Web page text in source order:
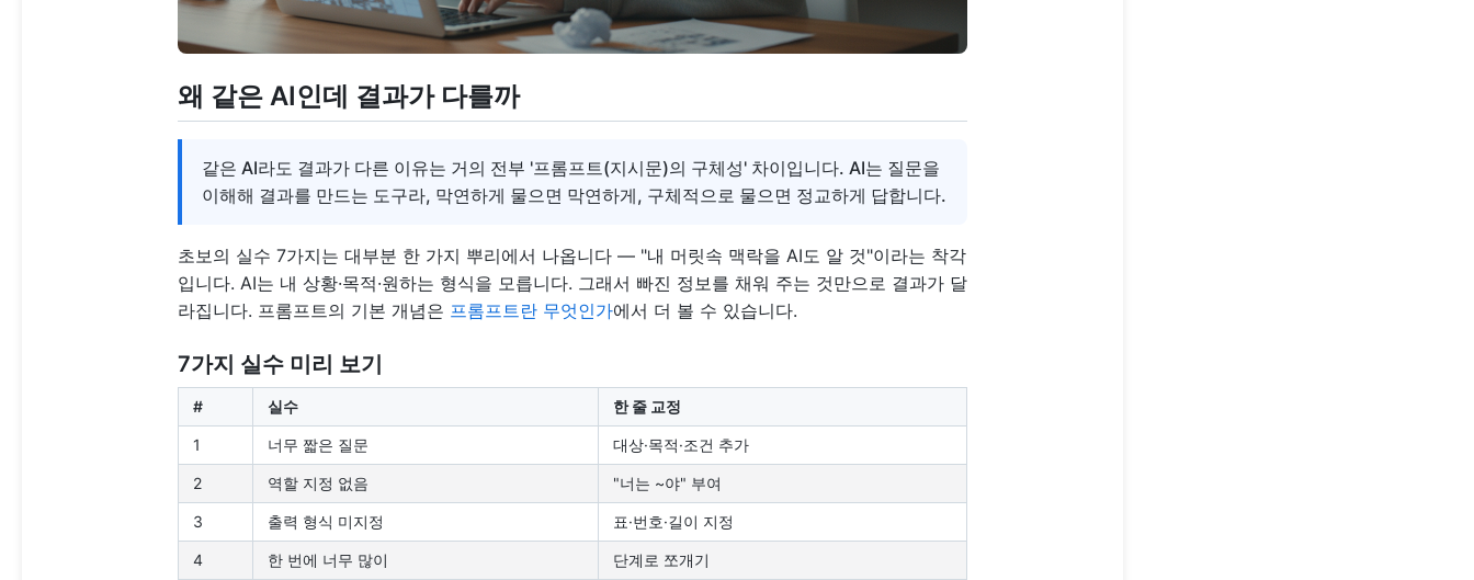
왜 같은 AI인데 결과가 다를까
같은 AI라도 결과가 다른 이유는 거의 전부 '프롬프트(지시문)의 구체성' 차이입니다. AI는 질문을
이해해 결과를 만드는 도구라, 막연하게 물으면 막연하게, 구체적으로 물으면 정교하게 답합니다.
초보의 실수 7가지는 대부분 한 가지 뿌리에서 나옵니다 — "내 머릿속 맥락을 AI도 알 것"이라는 착각
입니다. AI는 내 상황·목적·원하는 형식을 모릅니다. 그래서 빠진 정보를 채워 주는 것만으로 결과가 달
라집니다. 프롬프트의 기본 개념은 프롬프트란 무엇인가에서 더 볼 수 있습니다.
7가지 실수 미리 보기
# 실수 한 줄 교정
1 너무 짧은 질문 대상·목적·조건 추가
2 역할 지정 없음 "너는 ~야" 부여
3 출력 형식 미지정 표·번호·길이 지정
4 한 번에 너무 많이 단계로 쪼개기